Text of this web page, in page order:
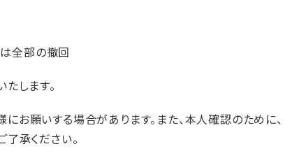
全部の撤回
します。
願いする場合があります。また、本人確認のために、
承ください。